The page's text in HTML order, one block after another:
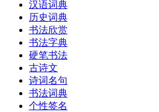
汉语词典
历史词典
书法欣赏
书法字典
硬笔书法
古诗文
诗词名句
书法词典
个性签名